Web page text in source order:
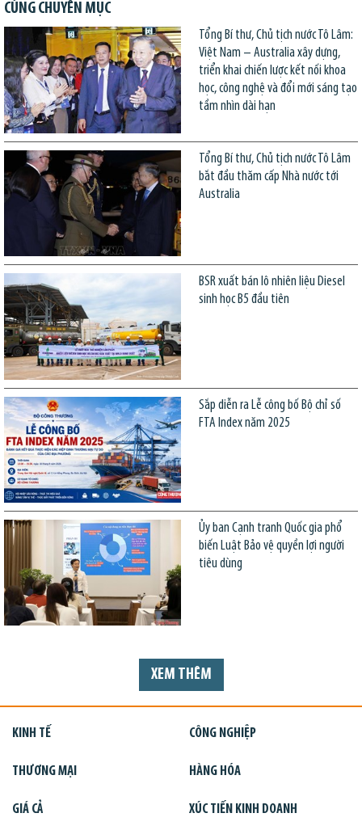
CÙNG CHUYÊN MỤC
Tổng Bí thư, Chủ tịch nước Tô Lâm:
Việt Nam – Australia xây dựng,
triển khai chiến lược kết nối khoa
học, công nghệ và đổi mới sáng tạo
tầm nhìn dài hạn
Tổng Bí thư, Chủ tịch nước Tô Lâm
bắt đầu thăm cấp Nhà nước tới
Australia
BSR xuất bán lô nhiên liệu Diesel
sinh học B5 đầu tiên
Sắp diễn ra Lễ công bố Bộ chỉ số
FTA Index năm 2025
Ủy ban Cạnh tranh Quốc gia phổ
biến Luật Bảo vệ quyền lợi người
tiêu dùng
XEM THÊM
KINH TẾ CÔNG NGHIỆP
THƯƠNG MẠI HÀNG HÓA
GIÁ CẢ XÚC TIẾN KINH DOANH